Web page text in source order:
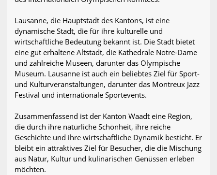
Lausanne, die Hauptstadt des Kantons, ist eine
dynamische Stadt, die für ihre kulturelle und
wirtschaftliche Bedeutung bekannt ist. Die Stadt bietet
eine gut erhaltene Altstadt, die Kathedrale Notre-Dame
und zahlreiche Museen, darunter das Olympische
Museum. Lausanne ist auch ein beliebtes Ziel für Sport-
und Kulturveranstaltungen, darunter das Montreux Jazz
Festival und internationale Sportevents.
Zusammenfassend ist der Kanton Waadt eine Region,
die durch ihre natürliche Schönheit, ihre reiche
Geschichte und ihre wirtschaftliche Dynamik besticht. Er
bleibt ein attraktives Ziel für Besucher, die die Mischung
aus Natur, Kultur und kulinarischen Genüssen erleben
möchten.